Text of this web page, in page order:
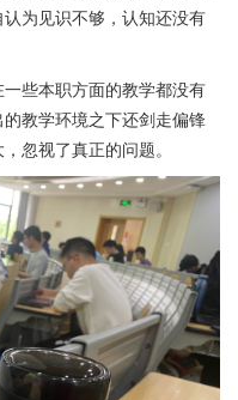
为见识不够，认知还没有
些本职方面的教学都没有
教学环境之下还剑走偏锋
忽视了真正的问题。